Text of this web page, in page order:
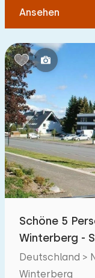
Ansehen
Schöne 5
Winterberg -
Deutschland >
Winterberg